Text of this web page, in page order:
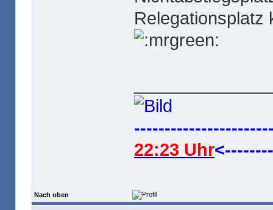
Relegationsplatz
22:23 Uhr
Nach oben